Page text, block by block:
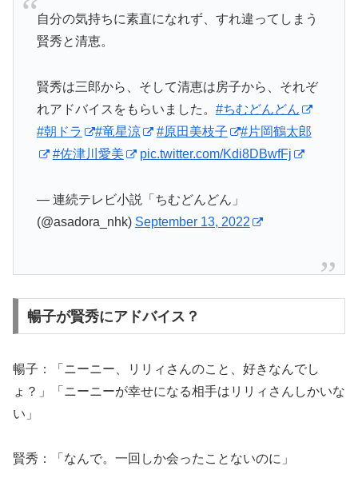
自分の気持ちに素直になれず、すれ違ってしまう
賢秀と清恵。
賢秀は三郎から、そして清恵は房子から、それぞ
れアドバイスをもらいました。 #ちむどんどん
#朝ドラ
#竜星涼 #原田美枝子
#片岡鶴太郎
#佐津川愛美
pic.twitter.com/Kdi8DBwfFj
— 連続テレビ小説「ちむどんどん」
(@asadora_nhk) September 13, 2022
暢子が賢秀にアドバイス？
暢子：「ニーニー、リリィさんのこと、好きなんでし
ょ？」「ニーニーが幸せになる相手はリリィさんしかいな
い」
賢秀：「なんで。一回しか会ったことないのに」